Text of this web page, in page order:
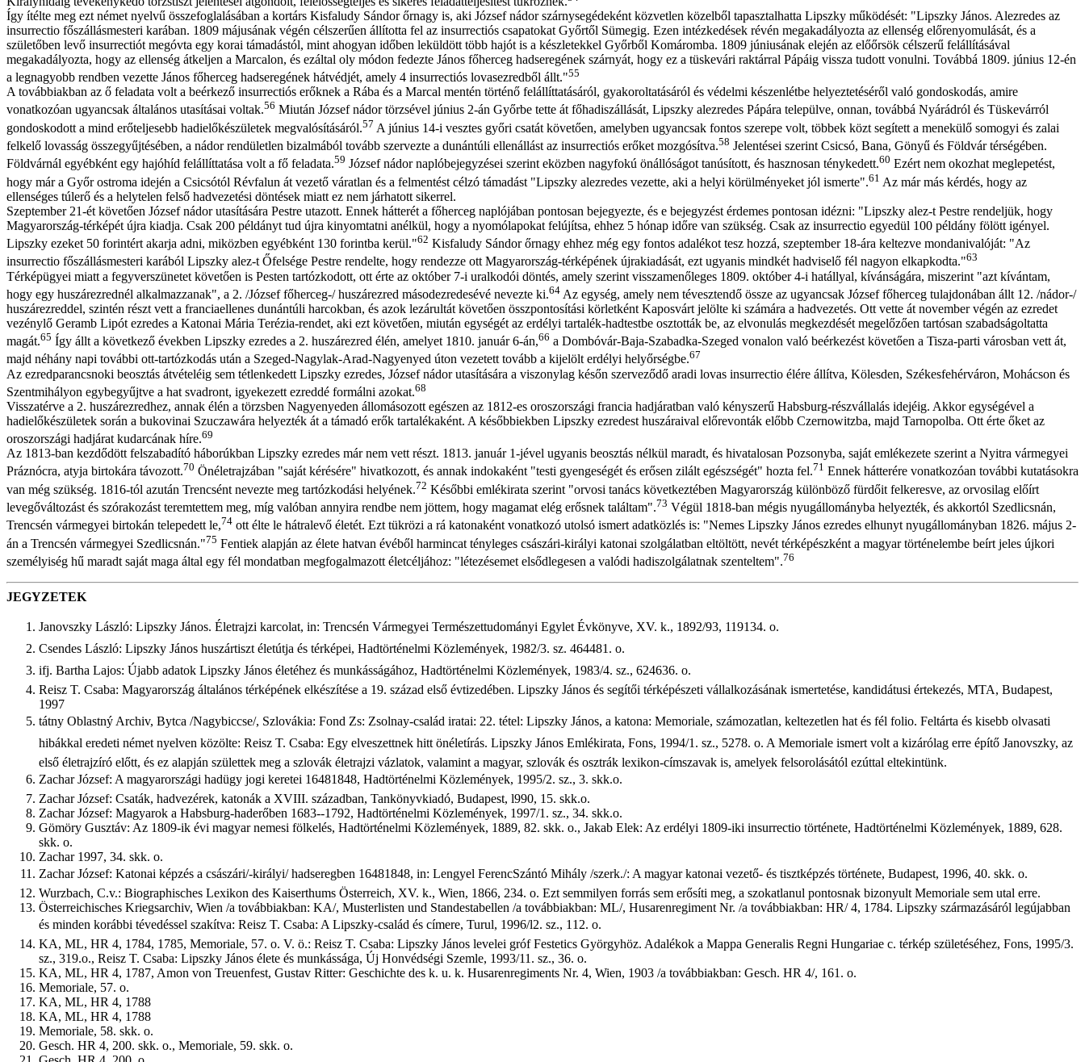
Így ítélte meg ezt német nyelvű összefoglalásában a kortárs Kisfaludy Sándor őrnagy is, aki József nádor szárnysegédeként közvetlen közelből tapasztalhatta Lipszky működését: "Lipszky János. Alezredes az
insurrectio főszállásmesteri karában. 1809 májusának végén célszerűen állította fel az insurrectiós csapatokat Győrtől Sümegig. Ezen intézkedések révén megakadályozta az ellenség előrenyomulását, és a
születőben levő insurrectiót megóvta egy korai támadástól, mint ahogyan időben leküldött több hajót is a készletekkel Győrből Komáromba. 1809 júniusának elején az előőrsök célszerű felállításával
megakadályozta, hogy az ellenség átkeljen a Marcalon, és ezáltal oly módon fedezte János főherceg hadseregének szárnyát, hogy ez a tüskevári raktárral Pápáig vissza tudott vonulni. Továbbá 1809. június 12-én
a legnagyobb rendben vezette János főherceg hadseregének hátvédjét, amely 4 insurrectiós lovasezredből állt."55
A továbbiakban az ő feladata volt a beérkező insurrectiós erőknek a Rába és a Marcal mentén történő felállíttatásáról, gyakoroltatásáról és védelmi készenlétbe helyeztetéséről való gondoskodás, amire
vonatkozóan ugyancsak általános utasításai voltak.56 Miután József nádor törzsével június 2-án Győrbe tette át főhadiszállását, Lipszky alezredes Pápára települve, onnan, továbbá Nyárádról és Tüskevárról
gondoskodott a mind erőteljesebb hadielőkészületek megvalósításáról.57 A június 14-i vesztes győri csatát követően, amelyben ugyancsak fontos szerepe volt, többek közt segített a menekülő somogyi és zalai
felkelő lovasság összegyűjtésében, a nádor rendületlen bizalmából tovább szervezte a dunántúli ellenállást az insurrectiós erőket mozgósítva.58 Jelentései szerint Csicsó, Bana, Gönyű és Földvár térségében.
Földvárnál egyébként egy hajóhíd felállíttatása volt a fő feladata.59 József nádor naplóbejegyzései szerint eközben nagyfokú önállóságot tanúsított, és hasznosan ténykedett.60 Ezért nem okozhat meglepetést,
hogy már a Győr ostroma idején a Csicsótól Révfalun át vezető váratlan és a felmentést célzó támadást "Lipszky alezredes vezette, aki a helyi körülményeket jól ismerte".61 Az már más kérdés, hogy az
ellenséges túlerő és a helytelen felső hadvezetési döntések miatt ez nem járhatott sikerrel.
Szeptember 21-ét követően József nádor utasítására Pestre utazott. Ennek hátterét a főherceg naplójában pontosan bejegyezte, és e bejegyzést érdemes pontosan idézni: "Lipszky alez-t Pestre rendeljük, hogy
Magyarország-térképét újra kiadja. Csak 200 példányt tud újra kinyomtatni anélkül, hogy a nyomólapokat felújítsa, ehhez 5 hónap időre van szükség. Csak az insurrectio egyedül 100 példány fölött igényel.
Lipszky ezeket 50 forintért akarja adni, miközben egyébként 130 forintba kerül."62 Kisfaludy Sándor őrnagy ehhez még egy fontos adalékot tesz hozzá, szeptember 18-ára keltezve mondanivalóját: "Az
insurrectio főszállásmesteri karából Lipszky alez-t Őfelsége Pestre rendelte, hogy rendezze ott Magyarország-térképének újrakiadását, ezt ugyanis mindkét hadviselő fél nagyon elkapkodta."63
Térképügyei miatt a fegyverszünetet követően is Pesten tartózkodott, ott érte az október 7-i uralkodói döntés, amely szerint visszamenőleges 1809. október 4-i hatállyal, kívánságára, miszerint "azt kívántam,
hogy egy huszárezrednél alkalmazzanak", a 2. /József főherceg-/ huszárezred másodezredesévé nevezte ki.64 Az egység, amely nem tévesztendő össze az ugyancsak József főherceg tulajdonában állt 12. /nádor-/
huszárezreddel, szintén részt vett a franciaellenes dunántúli harcokban, és azok lezárultát követően összpontosítási körletként Kaposvárt jelölte ki számára a hadvezetés. Ott vette át november végén az ezredet
vezénylő Geramb Lipót ezredes a Katonai Mária Terézia-rendet, aki ezt követően, miután egységét az erdélyi tartalék-hadtestbe osztották be, az elvonulás megkezdését megelőzően tartósan szabadságoltatta
magát.65 Így állt a következő években Lipszky ezredes a 2. huszárezred élén, amelyet 1810. január 6-án,66 a Dombóvár-Baja-Szabadka-Szeged vonalon való beérkezést követően a Tisza-parti városban vett át,
majd néhány napi további ott-tartózkodás után a Szeged-Nagylak-Arad-Nagyenyed úton vezetett tovább a kijelölt erdélyi helyőrségbe.67
Az ezredparancsnoki beosztás átvételéig sem tétlenkedett Lipszky ezredes, József nádor utasítására a viszonylag későn szerveződő aradi lovas insurrectio élére állítva, Kölesden, Székesfehérváron, Mohácson és
Szentmihályon egybegyűjtve a hat svadront, igyekezett ezreddé formálni azokat.68
Visszatérve a 2. huszárezredhez, annak élén a törzsben Nagyenyeden állomásozott egészen az 1812-es oroszországi francia hadjáratban való kényszerű Habsburg-részvállalás idejéig. Akkor egységével a
hadielőkészületek során a bukovinai Szuczawára helyezték át a támadó erők tartalékaként. A későbbiekben Lipszky ezredest huszáraival előrevonták előbb Czernowitzba, majd Tarnopolba. Ott érte őket az
oroszországi hadjárat kudarcának híre.69
Az 1813-ban kezdődött felszabadító háborúkban Lipszky ezredes már nem vett részt. 1813. január 1-jével ugyanis beosztás nélkül maradt, és hivatalosan Pozsonyba, saját emlékezete szerint a Nyitra vármegyei
Práznócra, atyja birtokára távozott.70 Önéletrajzában "saját kérésére" hivatkozott, és annak indokaként "testi gyengeségét és erősen zilált egészségét" hozta fel.71 Ennek hátterére vonatkozóan további kutatásokra
van még szükség. 1816-tól azután Trencsént nevezte meg tartózkodási helyének.72 Későbbi emlékirata szerint "orvosi tanács következtében Magyarország különböző fürdőit felkeresve, az orvosilag előírt
levegőváltozást és szórakozást teremtettem meg, míg valóban annyira rendbe nem jöttem, hogy magamat elég erősnek találtam".73 Végül 1818-ban mégis nyugállományba helyezték, és akkortól Szedlicsnán,
Trencsén vármegyei birtokán telepedett le,74 ott élte le hátralevő életét. Ezt tükrözi a rá katonaként vonatkozó utolsó ismert adatközlés is: "Nemes Lipszky János ezredes elhunyt nyugállományban 1826. május 2-
án a Trencsén vármegyei Szedlicsnán."75 Fentiek alapján az élete hatvan évéből harmincat tényleges császári-királyi katonai szolgálatban eltöltött, nevét térképészként a magyar történelembe beírt jeles újkori
személyiség hű maradt saját maga által egy fél mondatban megfogalmazott életcéljához: "létezésemet elsődlegesen a valódi hadiszolgálatnak szenteltem".76
JEGYZETEK
Janovszky László: Lipszky János. Életrajzi karcolat, in: Trencsén Vármegyei Természettudományi Egylet Évkönyve, XV. k., 1892/93, 119134. o.
Csendes László: Lipszky János huszártiszt életútja és térképei, Hadtörténelmi Közlemények, 1982/3. sz. 464481. o.
ifj. Bartha Lajos: Újabb adatok Lipszky János életéhez és munkásságához, Hadtörténelmi Közlemények, 1983/4. sz., 624636. o.
Reisz T. Csaba: Magyarország általános térképének elkészítése a 19. század első évtizedében. Lipszky János és segítői térképészeti vállalkozásának ismertetése, kandidátusi értekezés, MTA, Budapest,
1997
tátny Oblastný Archiv, Bytca /Nagybiccse/, Szlovákia: Fond Zs: Zsolnay-család iratai: 22. tétel: Lipszky János, a katona: Memoriale, számozatlan, keltezetlen hat és fél folio. Feltárta és kisebb olvasati
hibákkal eredeti német nyelven közölte: Reisz T. Csaba: Egy elveszettnek hitt önéletírás. Lipszky János Emlékirata, Fons, 1994/1. sz., 5278. o. A Memoriale ismert volt a kizárólag erre építő Janovszky, az
első életrajzíró előtt, és ez alapján születtek meg a szlovák életrajzi vázlatok, valamint a magyar, szlovák és osztrák lexikon-címszavak is, amelyek felsorolásától ezúttal eltekintünk.
Zachar József: A magyarországi hadügy jogi keretei 16481848, Hadtörténelmi Közlemények, 1995/2. sz., 3. skk.o.
Zachar József: Csaták, hadvezérek, katonák a XVIII. században, Tankönyvkiadó, Budapest, l990, 15. skk.o.
Zachar József: Magyarok a Habsburg-haderőben 1683--1792, Hadtörténelmi Közlemények, 1997/1. sz., 34. skk.o.
Gömöry Gusztáv: Az 1809-ik évi magyar nemesi fölkelés, Hadtörténelmi Közlemények, 1889, 82. skk. o., Jakab Elek: Az erdélyi 1809-iki insurrectio története, Hadtörténelmi Közlemények, 1889, 628.
skk. o.
Zachar 1997, 34. skk. o.
Zachar József: Katonai képzés a császári/-királyi/ hadseregben 16481848, in: Lengyel FerencSzántó Mihály /szerk./: A magyar katonai vezető- és tisztképzés története, Budapest, 1996, 40. skk. o.
Wurzbach, C.v.: Biographisches Lexikon des Kaiserthums Österreich, XV. k., Wien, 1866, 234. o. Ezt semmilyen forrás sem erősíti meg, a szokatlanul pontosnak bizonyult Memoriale sem utal erre.
Österreichisches Kriegsarchiv, Wien /a továbbiakban: KA/, Musterlisten und Standestabellen /a továbbiakban: ML/, Husarenregiment Nr. /a továbbiakban: HR/ 4, 1784. Lipszky származásáról legújabban
és minden korábbi tévedéssel szakítva: Reisz T. Csaba: A Lipszky-család és címere, Turul, 1996/l2. sz., 112. o.
KA, ML, HR 4, 1784, 1785, Memoriale, 57. o. V. ö.: Reisz T. Csaba: Lipszky János levelei gróf Festetics Györgyhöz. Adalékok a Mappa Generalis Regni Hungariae c. térkép születéséhez, Fons, 1995/3.
sz., 319.o., Reisz T. Csaba: Lipszky János élete és munkássága, Új Honvédségi Szemle, 1993/11. sz., 36. o.
KA, ML, HR 4, 1787, Amon von Treuenfest, Gustav Ritter: Geschichte des k. u. k. Husarenregiments Nr. 4, Wien, 1903 /a továbbiakban: Gesch. HR 4/, 161. o.
Memoriale, 57. o.
KA, ML, HR 4, 1788
KA, ML, HR 4, 1788
Memoriale, 58. skk. o.
Gesch. HR 4, 200. skk. o., Memoriale, 59. skk. o.